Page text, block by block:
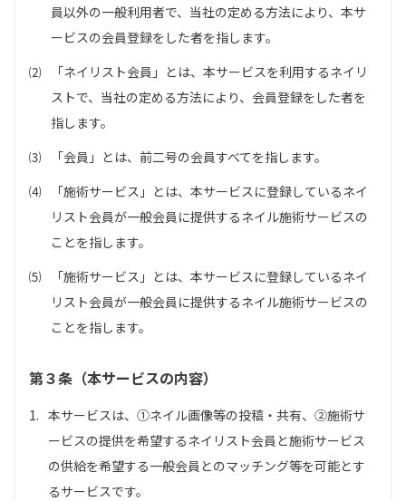
員以外の一般利用者で、当社の定める方法により、本サ
ービスの会員登録をした者を指します。
⑵
「ネイリスト会員」とは、本サービスを利用するネイリ
ストで、当社の定める方法により、会員登録をした者を
指します。
⑶
「会員」とは、前二号の会員すべてを指します。
⑷
「施術サービス」とは、本サービスに登録しているネイ
リスト会員が一般会員に提供するネイル施術サービスの
ことを指します。
⑸
「施術サービス」とは、本サービスに登録しているネイ
リスト会員が一般会員に提供するネイル施術サービスの
ことを指します。
第３条（本サービスの内容）
1. 本サービスは、①ネイル画像等の投稿・共有、②施術サ
ービスの提供を希望するネイリスト会員と施術サービス
の供給を希望する一般会員とのマッチング等を可能とす
るサービスです。